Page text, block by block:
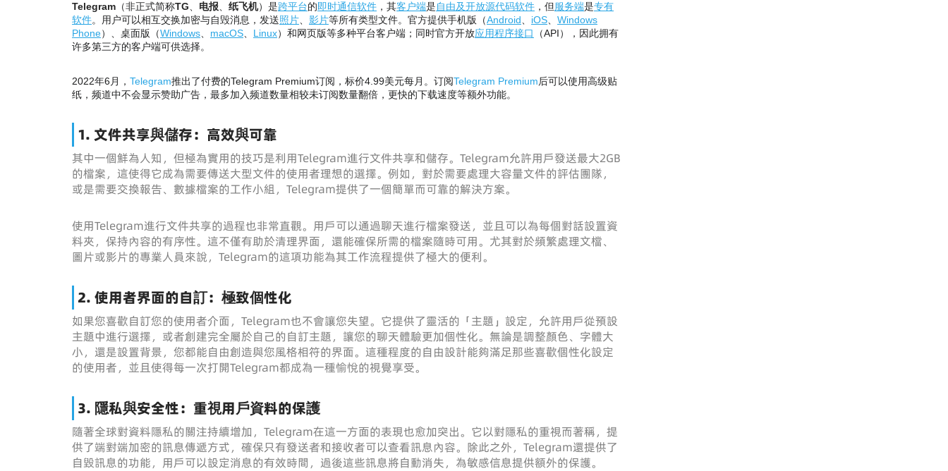
Telegram （非正式简称TG 电报 纸飞机）是跨平台的即时通信软件 ，其客户端是自由及开放源代码软件 ，但服务端是专有
软件。用户可以相互交换加密与自毁消息，发送照片 影片等所有类型文件。官方提供手机版（Android iOS
Windows
Phone）、桌面版（Windows macOS Linux）和网页版等多种平台客户端；同时官方开放应用程序接口
（API），因此拥有
许多第三方的客户端可供选择。
2022年6月， Telegram推出了付费的Telegram Premium订阅，标价4.99美元每月。订阅Telegram Premium后可以使用高级贴
纸，频道中不会显示赞助广告，最多加入频道数量相较未订阅数量翻倍，更快的下载速度等额外功能。
1. 文件共享與儲存：高效與可靠
其中一個鮮為人知，但極為實用的技巧是利用Telegram進行文件共享和儲存。Telegram允許用戶發送最大2GB
的檔案，這使得它成為需要傳送大型文件的使用者理想的選擇。例如，對於需要處理大容量文件的評估團隊，
或是需要交換報告、數據檔案的工作小組，Telegram提供了一個簡單而可靠的解決方案。
使用Telegram進行文件共享的過程也非常直觀。用戶可以通過聊天進行檔案發送，並且可以為每個對話設置資
料夾，保持內容的有序性。這不僅有助於清理界面，還能確保所需的檔案隨時可用。尤其對於頻繁處理文檔、
圖片或影片的專業人員來說，Telegram的這項功能為其工作流程提供了極大的便利。
2. 使用者界面的自訂：極致個性化
如果您喜歡自訂您的使用者介面，Telegram也不會讓您失望。它提供了靈活的「主題」設定，允許用戶從預設
主題中進行選擇，或者創建完全屬於自己的自訂主題，讓您的聊天體驗更加個性化。無論是調整顏色、字體大
小，還是設置背景，您都能自由創造與您風格相符的界面。這種程度的自由設計能夠滿足那些喜歡個性化設定
的使用者，並且使得每一次打開Telegram都成為一種愉悅的視覺享受。
3. 隱私與安全性：重視用戶資料的保護
隨著全球對資料隱私的關注持續增加，Telegram在這一方面的表現也愈加突出。它以對隱私的重視而著稱，提
供了端對端加密的訊息傳遞方式，確保只有發送者和接收者可以查看訊息內容。除此之外，Telegram還提供了
自毀訊息的功能，用戶可以設定消息的有效時間，過後這些訊息將自動消失，為敏感信息提供額外的保護。